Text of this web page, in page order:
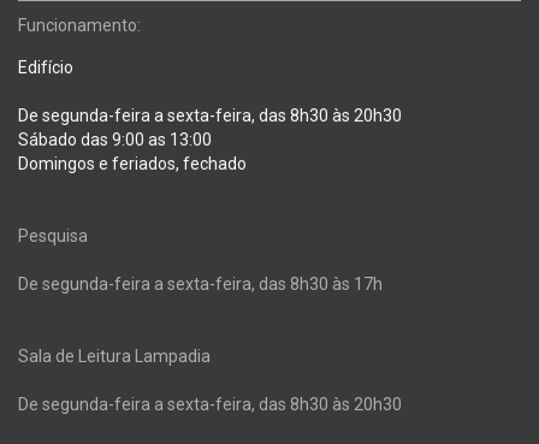
Funcionamento:
Edifício
De segunda-feira a sexta-feira, das 8h30 às 20h30
Sábado das 9:00 as 13:00
Domingos e feriados, fechado
Pesquisa
De segunda-feira a sexta-feira, das 8h30 às 17h
Sala de Leitura Lampadia
De segunda-feira a sexta-feira, das 8h30 às 20h30